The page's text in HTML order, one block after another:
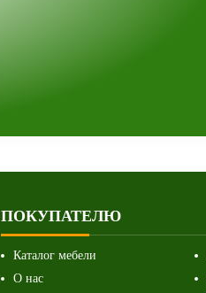
ПОКУПАТЕЛЮ
Каталог мебели
О нас